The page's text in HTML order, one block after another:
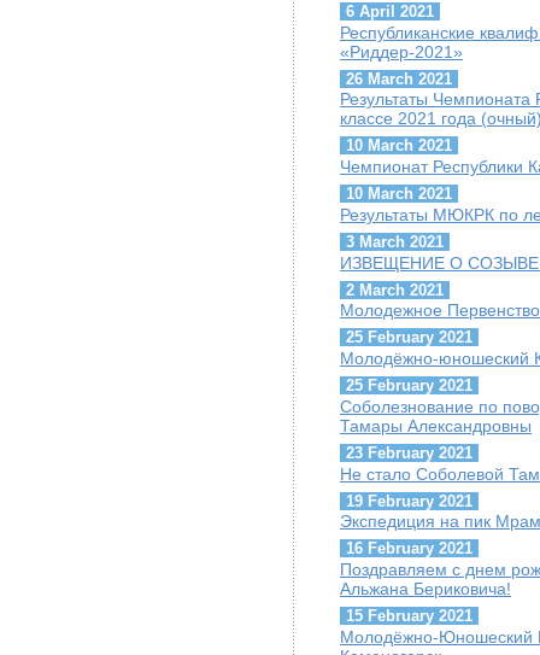
6 April 2021
Республиканские
«Риддер-2021»
26 March 2021
Результаты Чемпионата
классе 2021 года
10 March 2021
Чемпионат Республики
10 March 2021
Результаты МЮКРК по
3 March 2021
ИЗВЕЩЕНИЕ О
2 March 2021
Молодежное
25 February 2021
Молодёжно-юношеский
25 February 2021
Соболезнование по
Тамары Александровны
23 February 2021
Не стало Соболевой
19 February 2021
Экспедиция на пик
16 February 2021
Поздравляем с днем
Альжана Бериковича!
15 February 2021
Молодёжно-Юношеский